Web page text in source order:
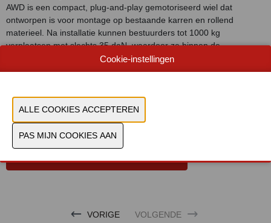
AWD is een compact, plug-and-play gemotoriseerd wiel dat
ontworpen is voor montage op bestaande karren en rollend
materieel. Na installatie kunnen bestuurders tot 1000 kg
verplaatsen met slechts 35 daN, waardoor ze binnen de
ergonomische grenzen blijven en de dagelijkse
werkomstandigheden verbeteren.
Document
Bekijk catalogus
VORIGE VOLGENDE
Cookie-instellingen